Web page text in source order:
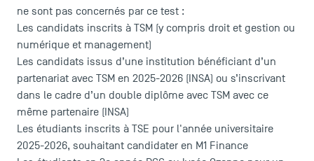
ne sont pas concernés par ce test :
Les candidats inscrits à TSM (y compris droit et gestion ou
numérique et management)
Les candidats issus d’une institution bénéficiant d’un
partenariat avec TSM en 2025-2026 (INSA) ou s’inscrivant
dans le cadre d’un double diplôme avec TSM avec ce
même partenaire (INSA)
Les étudiants inscrits à TSE pour l'année universitaire
2025-2026, souhaitant candidater en M1 Finance